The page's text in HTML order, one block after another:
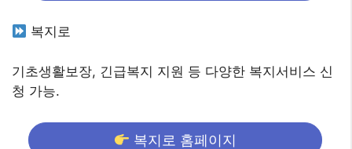
복지로
기초생활보장, 긴급복지 지원 등 다양한 복지서비스 신
청 가능.
복지로 홈페이지